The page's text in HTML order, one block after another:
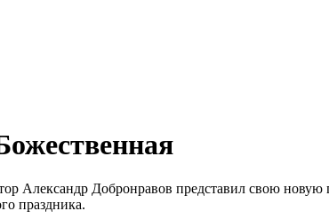
Александр Добронравов представил свою
праздника.